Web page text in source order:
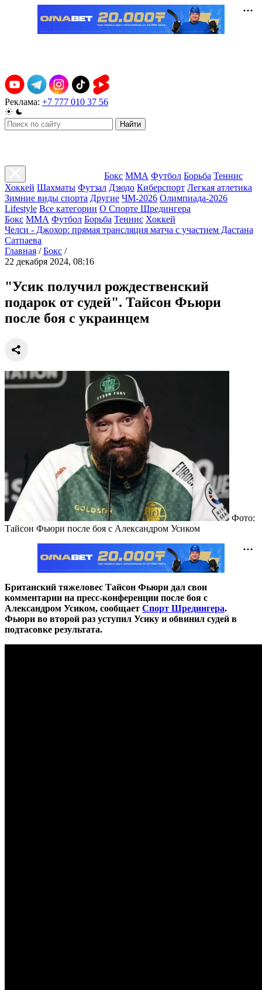
Реклама: +7 777 010 37 56
Найти
Бокс ММА Футбол Борьба Теннис
Хоккей Шахматы Футзал Дзюдо Киберспорт Легкая атлетика
Зимние виды спорта Другие ЧМ-2026 Олимпиада-2026
Lifestyle Все категории О Спорте Шредингера
Бокс ММА Футбол Борьба Теннис Хоккей
Челси - Джохор: прямая трансляция матча с участием Дастана
Сатпаева
Главная / Бокс /
22 декабря 2024, 08:16
"Усик получил рождественский
подарок от судей". Тайсон Фьюри
после боя с украинцем
Фото:
Тайсон Фьюри после боя с Александром Усиком
Британский тяжеловес Тайсон Фьюри дал свои
комментарии на пресс-конференции после боя с
Александром Усиком, сообщает Спорт Шредингера.
Фьюри во второй раз уступил Усику и обвинил судей в
подтасовке результата.